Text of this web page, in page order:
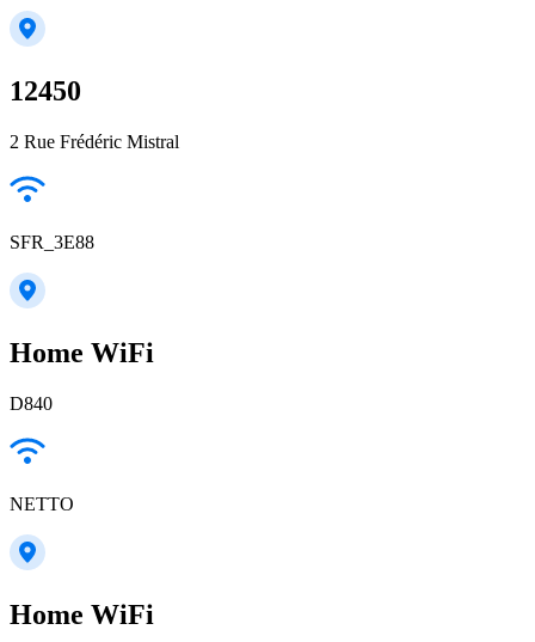
12450
2 Rue Frédéric Mistral
SFR_3E88
Home WiFi
D840
NETTO
Home WiFi